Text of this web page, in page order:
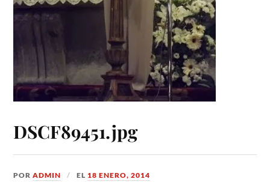
DSCF89451.jpg
PORADMIN EL 18 ENERO, 2014